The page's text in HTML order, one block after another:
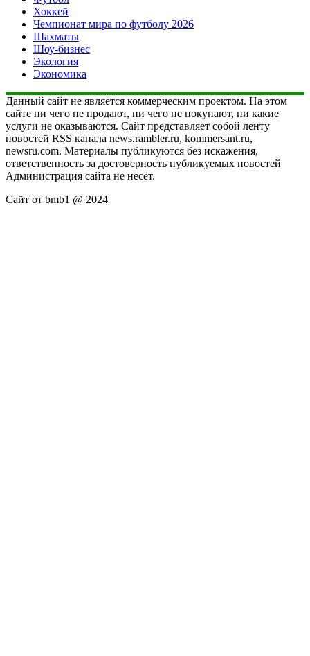
Хоккей
Чемпионат мира по футболу 2026
Шахматы
Шоу-бизнес
Экология
Экономика
Данный сайт не является коммерческим проектом. На этом
сайте ни чего не продают, ни чего не покупают, ни какие
услуги не оказываются. Сайт представляет собой ленту
новостей RSS канала news.rambler.ru, kommersant.ru,
newsru.com. Материалы публикуются без искажения,
ответственность за достоверность публикуемых новостей
Администрация сайта не несёт.
Сайт от bmb1 @ 2024